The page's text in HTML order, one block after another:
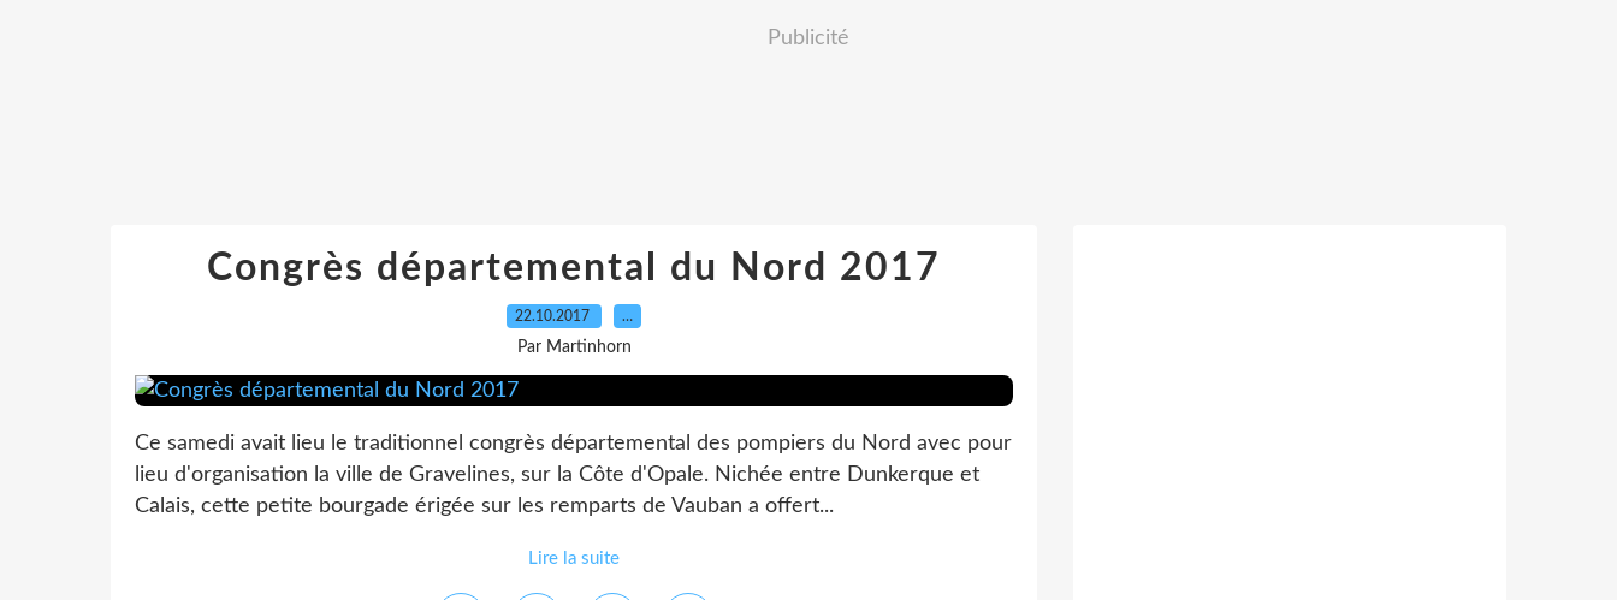
Publicité
Congrès départemental du Nord 2017
22.10.2017 …
Par Martinhorn
Ce samedi avait lieu le traditionnel congrès départemental des pompiers du Nord avec pour
lieu d'organisation la ville de Gravelines, sur la Côte d'Opale. Nichée entre Dunkerque et
Calais, cette petite bourgade érigée sur les remparts de Vauban a offert...
Lire la suite